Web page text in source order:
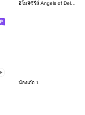
อิโมจิซีรีส์ Angels of Delusion เซ็ตที่3
น้องเอ๋อ 1